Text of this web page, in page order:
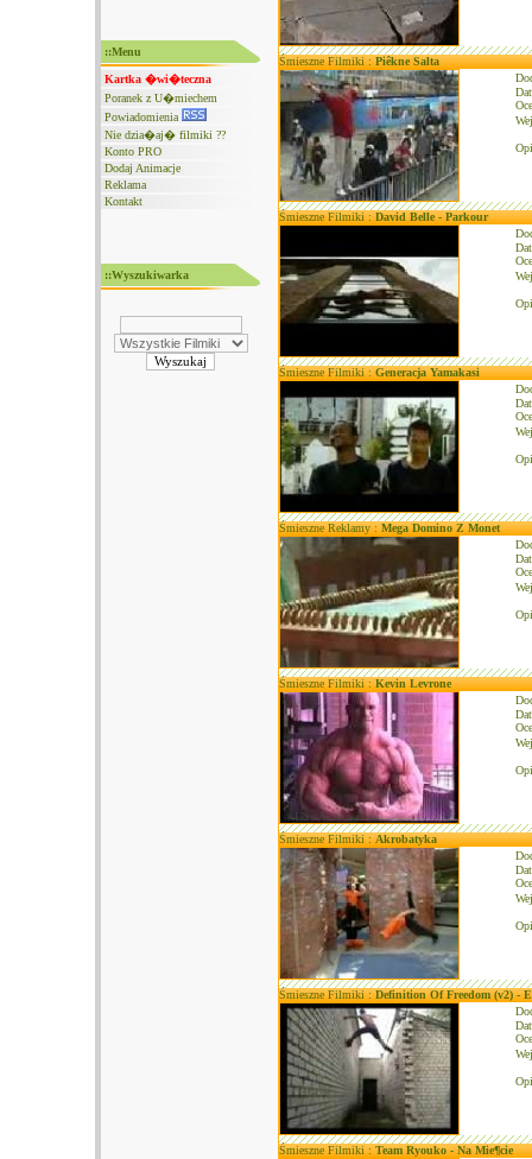
::Menu
Kartka �wi�teczna
Poranek z U�miechem
Powiadomienia
Nie dzia�aj� filmiki ??
Konto PRO
Dodaj Animacje
Reklama
Kontakt
::Wyszukiwarka
Śmieszne Filmiki :Piêkne Salta
Śmieszne Filmiki :David Belle - Parkour
Śmieszne Filmiki :Generacja Yamakasi
Śmieszne Reklamy :Mega Domino Z Monet
Śmieszne Filmiki :Kevin Levrone
Śmieszne Filmiki :Akrobatyka
Śmieszne Filmiki :Definition Of Freedom (v2) -
Śmieszne Filmiki :Team Ryouko - Na Mie¶cie